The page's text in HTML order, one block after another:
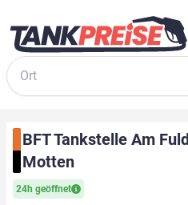
Suche
BFT Tankstelle Am
Motten
24h geöffnet